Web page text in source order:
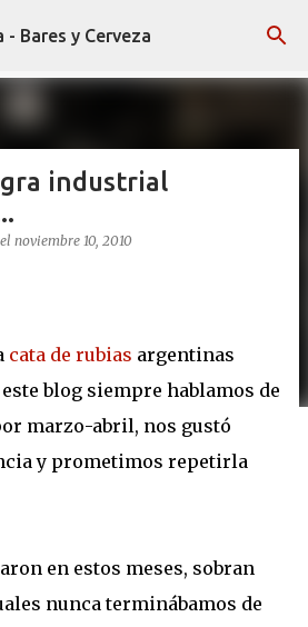
principal
- Bares y Cerveza
industrial
el noviembre 10, 2010
cata de rubias argentinas
blog siempre hablamos de
marzo-abril, nos gustó
y prometimos repetirla
en estos meses, sobran
nunca terminábamos de